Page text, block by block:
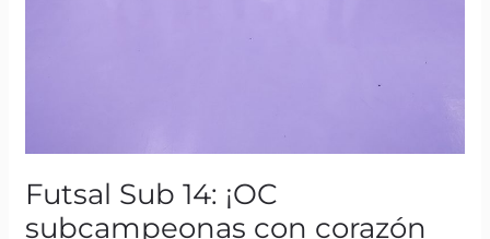
Futsal Sub 14: ¡OC
subcampeonas con corazón